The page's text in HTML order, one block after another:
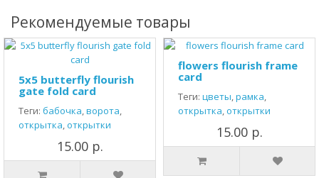
Рекомендуемые товары
5x5 butterfly flourish
gate fold card
Теги: бабочка,ворота,
открытка,открытки
15.00 р.
flowers flourish frame
card
Теги: цветы,рамка,
открытка,открытки
15.00 р.